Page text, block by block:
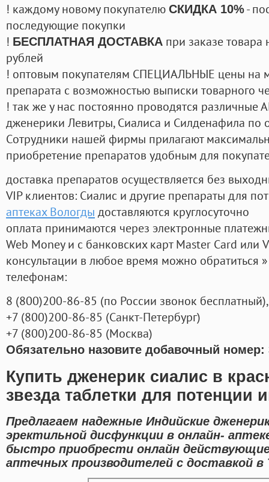
! каждому новому покупателю СКИДКА 10%-
последующие покупки
! БЕСПЛАТНАЯ ДОСТАВКА при заказе
рублей
! оптовым покупателям СПЕЦИАЛЬНЫЕ цены на
препарата с возможностью выписки товарного
! так же у нас постоянно проводятся
дженерики Левитры, Сиалиса и Силденафила по
Cотрудники нашей фирмы прилагают
приобретение препаратов удобным для
доставка препаратов осуществляется без
VIP клиентов: Сиалис и другие препараты для
аптеках Вологды доставляются круглосуточно
оплата принимаются через электронные
Web Money и с банковских карт Master Card или
консультации в любое время можно обратиться
телефонам:
8 (800)200-86-85 (по России звонок бесплатный),
+7 (800)200-86-85 (Санкт-Петербург)
+7 (800)200-86-85 (Москва)
Обязательно назовите добавочный номер:
Купить дженерик сиалис в
звезда таблетки для потенции
Предлагаем надежные Индийские
эректильной дисфункции в онлайн-
быстро приобрести онлайн
аптечных производителей с доставкой в